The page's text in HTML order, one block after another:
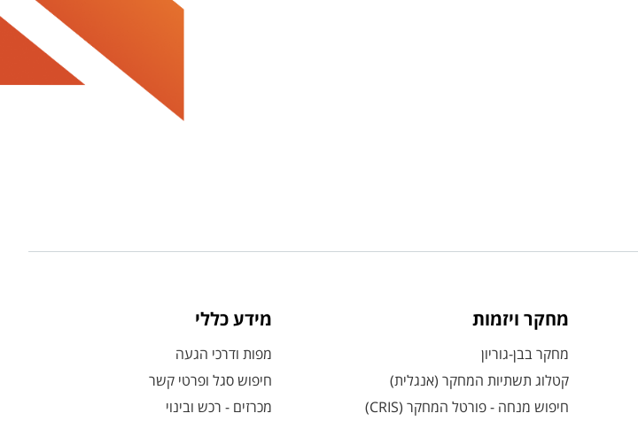
מחקר ויזמות
מחקר בבן-גוריון
קטלוג תשתיות המחקר (אנגלית)
חיפוש מנחה - פורטל המחקר (CRIS)
מידע כללי
מפות ודרכי הגעה
חיפוש סגל ופרטי קשר
מכרזים - רכש ובינוי